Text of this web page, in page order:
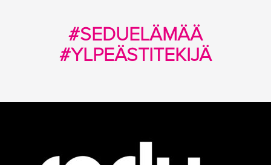
#SEDUELÄMÄÄ
#YLPEÄSTITEKIJÄ